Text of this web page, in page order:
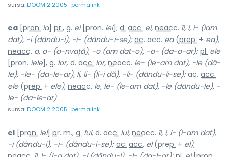
sursa:DOOM 2 2005 permalink
ea pron. ia] pr., g. ei[ pron. iei]; d. acc. ei, neacc. îi, i, i- (iam
dat), -i (dându-i), -i- (dându-i-se); ac. acc. ea(prep. + ea),
neacc. o, o- (o-nvață), -o (am dat-o), -o- (da-o-ar); pl. ele
pron. iele], g. lor; d. acc. lor, neacc. le- (le-am dat), -le (dă-
le), -le- (da-le-ar), li, li- (li-i dă), -li- (dându-li-se); ac. acc.
ele(prep. + ele), neacc. le, le- (le-am dat), -le (dându-le), -
le- (da-le-ar)
sursa:DOOM 2 2005 permalink
el pron. iel] pr. m., g. lui, d. acc. lui, neacc. îi, i, i- (i-am dat),
-i (dându-i), -i- (dându-i-se); ac. acc. el(prep. + el),